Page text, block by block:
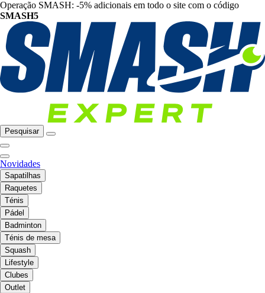
Operação SMASH: -5% adicionais em todo o site com o código
SMASH5
Pesquisar
Novidades
Sapatilhas
Raquetes
Ténis
Pádel
Badminton
Ténis de mesa
Squash
Lifestyle
Clubes
Outlet